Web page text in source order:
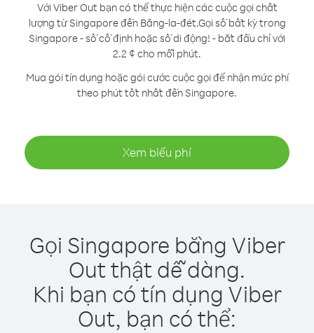
Với Viber Out bạn có thể thực hiện các cuộc gọi chất
lượng từ Singapore đến Băng-la-đét.Gọi số bất kỳ trong
Singapore - số cố định hoặc số di động! - bắt đầu chỉ với
2.2 ¢ cho mỗi phút.
Mua gói tín dụng hoặc gói cước cuộc gọi để nhận mức phí
theo phút tốt nhất đến Singapore.
Xem biểu phí
Gọi Singapore bằng Viber
Out thật dễ dàng.
Khi bạn có tín dụng Viber
Out, bạn có thể: